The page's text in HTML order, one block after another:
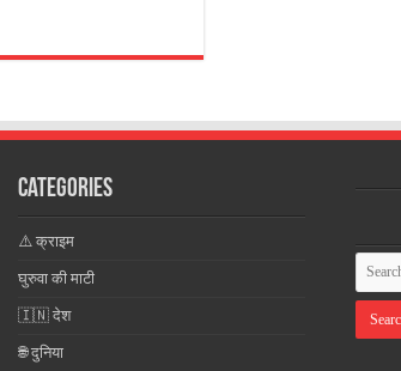
Categories
⚠️ क्राइम
घुरुवा की माटी
🇮🇳 देश
🌐 दुनिया